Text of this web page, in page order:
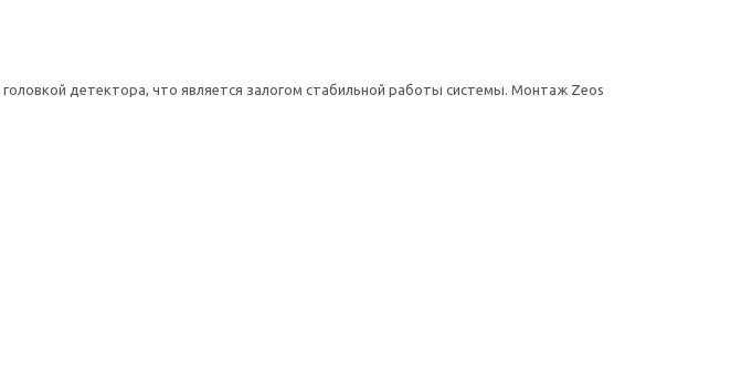
детектора, что является залогом стабильной работы системы. Монтаж Zeos